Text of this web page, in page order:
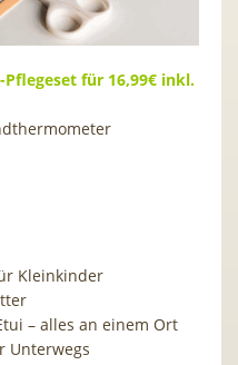
für 16,99€ inkl.
Kleinkinder
– alles an einem Ort
Unterwegs